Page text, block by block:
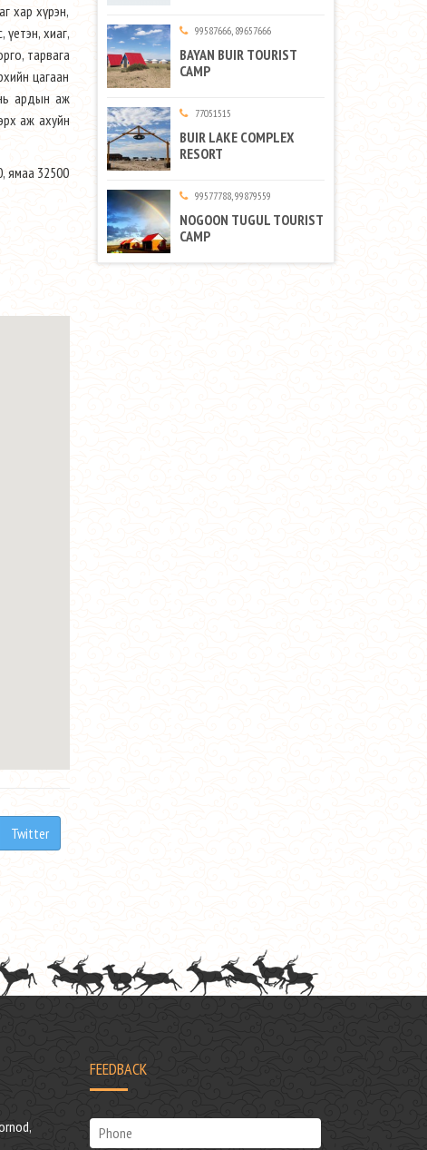
хар хүрэн,
үетэн, хиаг,
тарвага
цагаан
ардын аж
аж ахуйн
ямаа 32500
Twitter
99587666, 89657666
BAYAN BUIR TOURIST
CAMP
77051515
BUIR LAKE COMPLEX
RESORT
99577788, 99879559
NOGOON TUGUL TOURIST
CAMP
FEEDBACK